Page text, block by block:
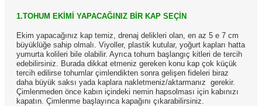
1.TOHUM EKİMİ YAPACAĞINIZ BİR KAP SEÇİN
Ekim yapacağınız kap temiz, drenaj delikleri olan, en az 5 e 7 cm
büyüklüğe sahip olmalı. Viyoller, plastik kutular, yoğurt kapları hatta
yumurta kolileri bile olabilir. Ayrıca tohum başlangıç kitleri de tercih
edebilirsiniz. Burada dikkat etmeniz gereken konu kap çok küçük
tercih edilirse tohumlar çimlendikten sonra gelişen fideleri biraz
daha büyük saksı yada kaplara nakletmeniz/aktarmanız gerekir.
Çimlenmeden önce kabın içindeki nemin hapsolması için kabınızı
kapatın. Çimlenme başlayınca kapağını çıkarabilirsiniz.